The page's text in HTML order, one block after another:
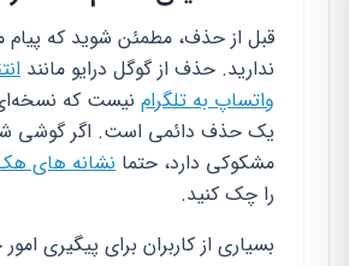
قبل از حذف، مطمئن شوید که پیام
ندارید. حذف از گوگل درایو مانند
واتساپ به تلگرام نیست که
یک حذف دائمی است. اگر گوشی
مشکوکی دارد، حتما نشانه های
را چک کنید.
بسیاری از کاربران برای پیگیری